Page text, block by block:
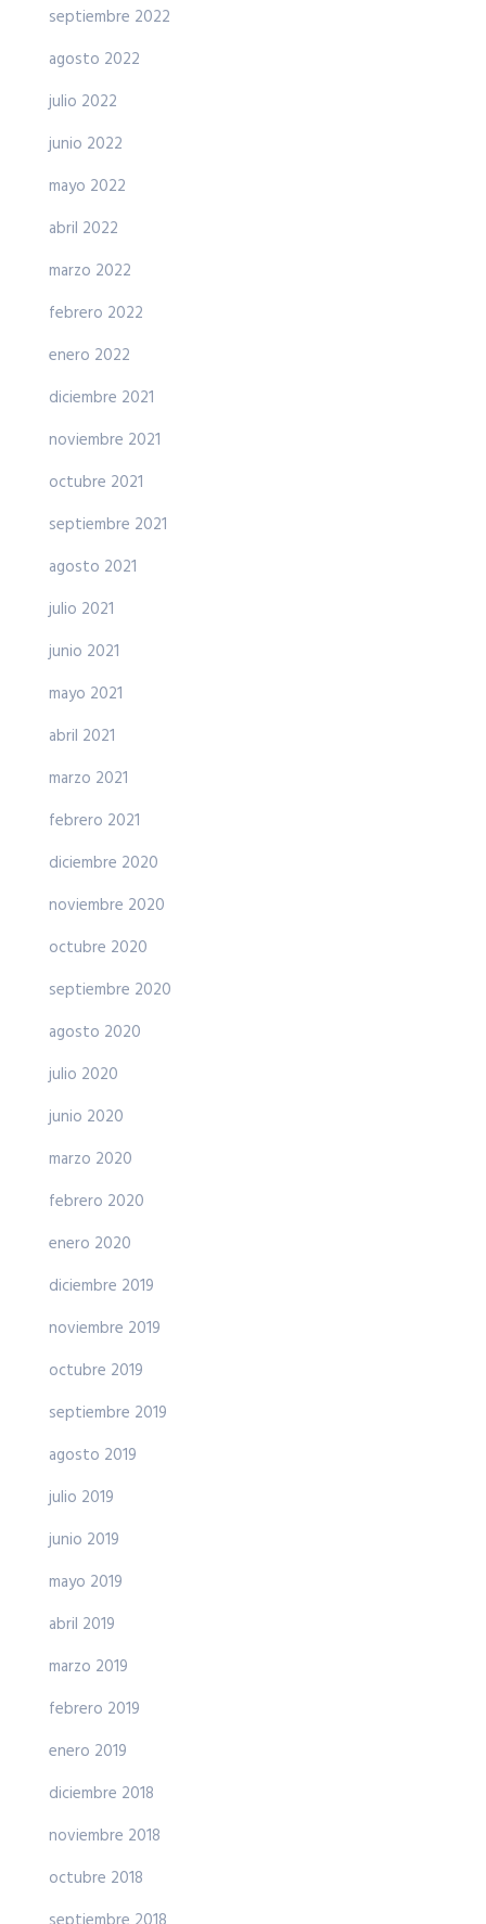
septiembre 2022
agosto 2022
julio 2022
junio 2022
mayo 2022
abril 2022
marzo 2022
febrero 2022
enero 2022
diciembre 2021
noviembre 2021
octubre 2021
septiembre 2021
agosto 2021
julio 2021
junio 2021
mayo 2021
abril 2021
marzo 2021
febrero 2021
diciembre 2020
noviembre 2020
octubre 2020
septiembre 2020
agosto 2020
julio 2020
junio 2020
marzo 2020
febrero 2020
enero 2020
diciembre 2019
noviembre 2019
octubre 2019
septiembre 2019
agosto 2019
julio 2019
junio 2019
mayo 2019
abril 2019
marzo 2019
febrero 2019
enero 2019
diciembre 2018
noviembre 2018
octubre 2018